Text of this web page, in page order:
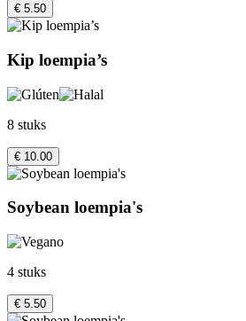
€ 5.50
Kip loempia’s
8 stuks
€ 10.00
Soybean loempia's
4 stuks
€ 5.50